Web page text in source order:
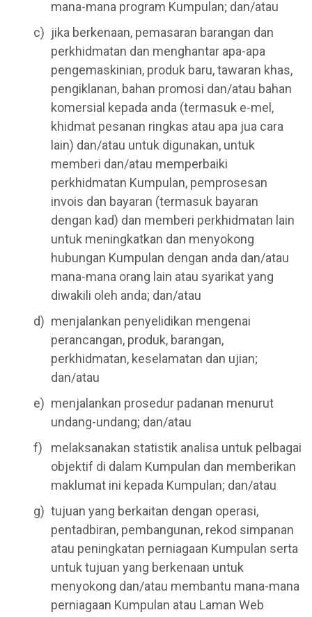
mana-mana program Kumpulan; dan/atau
jika berkenaan, pemasaran barangan dan
perkhidmatan dan menghantar apa-apa
pengemaskinian, produk baru, tawaran khas,
pengiklanan, bahan promosi dan/atau bahan
komersial kepada anda (termasuk e-mel,
khidmat pesanan ringkas atau apa jua cara
lain) dan/atau untuk digunakan, untuk
memberi dan/atau memperbaiki
perkhidmatan Kumpulan, pemprosesan
invois dan bayaran (termasuk bayaran
dengan kad) dan memberi perkhidmatan lain
untuk meningkatkan dan menyokong
hubungan Kumpulan dengan anda dan/atau
mana-mana orang lain atau syarikat yang
diwakili oleh anda; dan/atau
menjalankan penyelidikan mengenai
perancangan, produk, barangan,
perkhidmatan, keselamatan dan ujian;
dan/atau
menjalankan prosedur padanan menurut
undang-undang; dan/atau
melaksanakan statistik analisa untuk pelbagai
objektif di dalam Kumpulan dan memberikan
maklumat ini kepada Kumpulan; dan/atau
tujuan yang berkaitan dengan operasi,
pentadbiran, pembangunan, rekod simpanan
atau peningkatan perniagaan Kumpulan serta
untuk tujuan yang berkenaan untuk
menyokong dan/atau membantu mana-mana
perniagaan Kumpulan atau Laman Web